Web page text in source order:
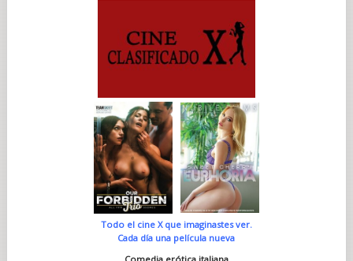
Todo el cine X que imaginastes ver.
Cada día una película nueva